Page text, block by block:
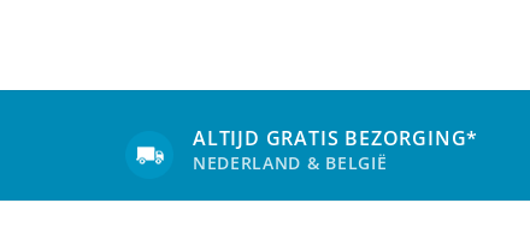
ALTIJD GRATIS BEZORGING*
NEDERLAND & BELGIË